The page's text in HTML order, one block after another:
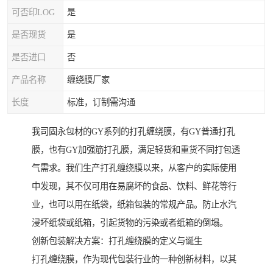
可否印LOG 是
是否现货 是
是否进口 否
产品名称 缠绕膜厂家
长度 标准，订制需沟通
我司固永包材的GY系列的打孔缠绕膜，有GY普通打孔
膜，也有GY加强筋打孔膜，满足轻货和重货不同打包透
气需求。我们生产打孔缠绕膜以来，从客户的实际使用
中发现，其不仅可用在易腐坏的食品、饮料、鲜花等行
业，也可以用在纸袋，纸箱包装的常规产品。防止水汽
浸坏纸袋或纸箱，引起货物的污染或者纸箱的倒塌。
创新包装解决方案：打孔缠绕膜的定义与诞生
打孔缠绕膜，作为现代包装行业的一种创新材料，以其